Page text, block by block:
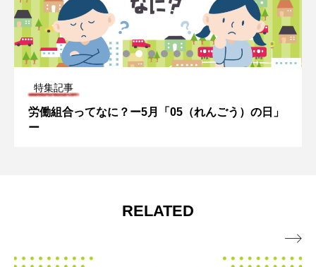
特集記事
労働組合ってなに？ー5月「05（れんごう）の日」
ー
RELATED
